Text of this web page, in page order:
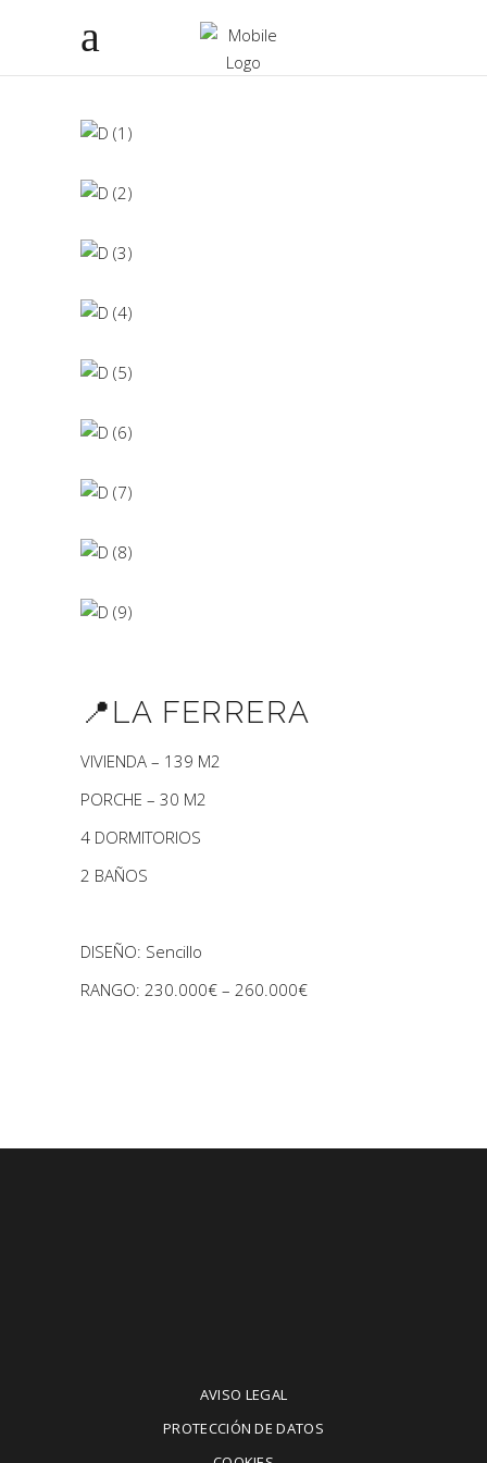
📍​LA FERRERA
VIVIENDA – 139 M2
PORCHE – 30 M2
4 DORMITORIOS
2 BAÑOS
DISEÑO: Sencillo
RANGO: 230.000€ – 260.000€
AVISO LEGAL
PROTECCIÓN DE DATOS